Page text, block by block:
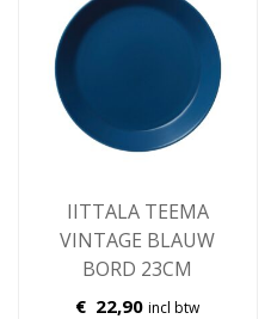
IITTALA TEEMA
VINTAGE BLAUW
BORD 23CM
€ 22,90 incl btw